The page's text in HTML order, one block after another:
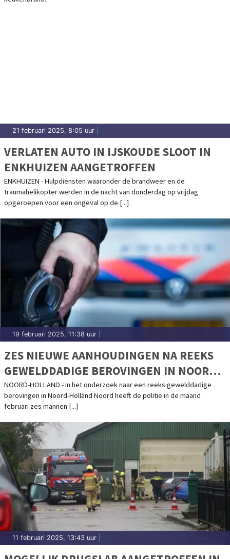
21 februari 2025, 8:05 uur
VERLATEN AUTO IN IJSKOUDE SLOOT IN
ENKHUIZEN AANGETROFFEN
ENKHUIZEN - Hulpdiensten waaronder de brandweer en de
traumahelikopter werden in de nacht van donderdag op vrijdag
opgeroepen voor een ongeval op de [...]
19 februari 2025, 11:38 uur
ZES NIEUWE AANHOUDINGEN NA REEKS
GEWELDDADIGE BEROVINGEN IN NOORD-
HOLLAND NOORD
NOORD-HOLLAND - In het onderzoek naar een reeks gewelddadige
berovingen in Noord-Holland Noord heeft de politie in de maand
februari zes mannen [...]
11 februari 2025, 13:43 uur